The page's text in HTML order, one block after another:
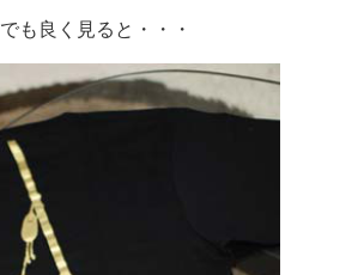
でも良く見ると・・・